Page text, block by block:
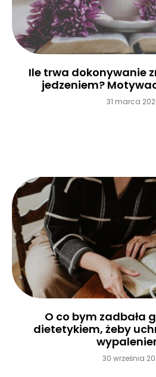
Ile trwa dokonywanie
jedzeniem?
31 marca
O co bym zadbała
dietetykiem, żeby
30 września